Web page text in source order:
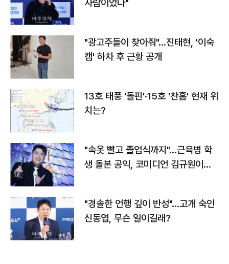
사람이었다"
"광고주들이 찾아줘"…진태현, '이숙
캠' 하차 후 근황 공개
13호 태풍 '돌핀'·15호 '찬홈' 현재 위
치는?
"속옷 빨고 졸업식까지"…근육병 학
생 돌본 공익, 코미디언 김규원이었
"경솔한 언행 깊이 반성"…고개 숙인
신동엽, 무슨 일이길래?